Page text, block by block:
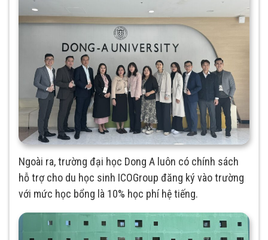
Ngoài ra, trường đại học Dong A luôn có chính sách
hỗ trợ cho du học sinh ICOGroup đăng ký vào trường
với mức học bổng là 10% học phí hệ tiếng.